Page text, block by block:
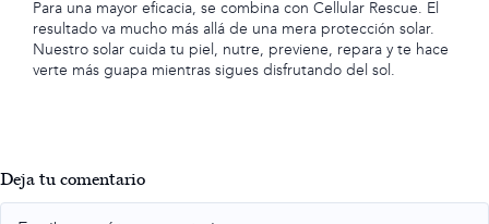
Para una mayor eficacia, se combina con Cellular Rescue. El
resultado va mucho más allá de una mera protección solar.
Nuestro solar cuida tu piel, nutre, previene, repara y te hace
verte más guapa mientras sigues disfrutando del sol.
Deja tu comentario